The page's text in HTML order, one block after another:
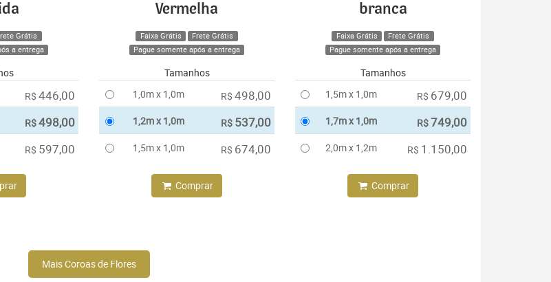
Grátis
a entrega
R$ 446,00
R$498,00
R$ 597,00
Vermelha
Faixa Grátis
Frete Grátis
Pague somente após a entrega
Tamanhos
1,0m x 1,0m
R$ 498,00
1,2m x 1,0m R$ 537,00
1,5m x 1,0m R$ 674,00
Comprar
branca
Faixa Grátis
Frete Grátis
Pague somente após a entrega
Tamanhos
1,5m x 1,0m
R$ 679,00
1,7m x 1,0m R$749,00
2,0m x 1,2m R$ 1.150,00
Comprar
Mais Coroas de Flores